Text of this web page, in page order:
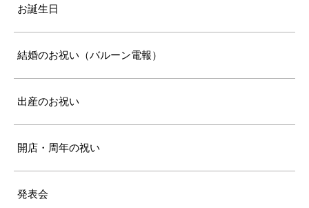
お誕生日
結婚のお祝い（バルーン電報）
出産のお祝い
開店・周年の祝い
発表会